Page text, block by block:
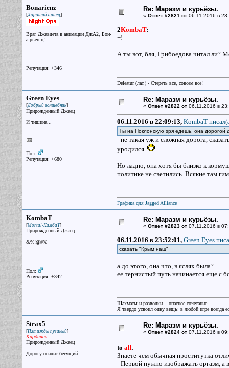
Bonarienz
[Хороший ариец]
Враг Джавдета в анимации ДжА2, Бон-
а-рьен-ц!
Репутация: +346
Re: Маразм и курьёзы.
« Ответ #2821 от06.11.2016 в
2KombaT:
+!
А ты вот, бля, Грибоедова читал ли?
Deleatur (лат.) - Стереть все, совсем все!
Green Eyes
[Добрый волшебник]
Прирожденный Джаец
И тишина...
Пол:
Репутация: +680
Re: Маразм и курьёзы.
« Ответ #2822 от06.11.2016 в
06.11.2016 в 22:09:13, KombaT
Ты на Поклонскую зря едешь, она
- не такая уж и сложная дорога,
уродился.
Но ладно, она хотя бы близко к
политике не светились. Всякие там
Графика для Jagged Alliance
KombaT
[Mortal-КамбаТ]
Прирожденный Джаец
&%!@#%
Пол:
Репутация: +342
Re: Маразм и курьёзы.
« Ответ #2823 от07.11.2016 в
06.11.2016 в 23:52:01, Green Eyes
сказать "Крым наш"
а до этого, она что, в яслях была?
ее тернистый путь начинается еще с
Шахматы и разводки... опасное сочетание.
Я твердо усвоил одну вещь: в любой игре всегда
Strax5
[Пятижды пуганый]
Кардинал
Прирожденный Джаец
Дорогу осилит бегущий
Re: Маразм и курьёзы.
« Ответ #2824 от07.11.2016 в
to all:
Знаете чем обычная проститутка
- Первой нужно изображать оргазм, а